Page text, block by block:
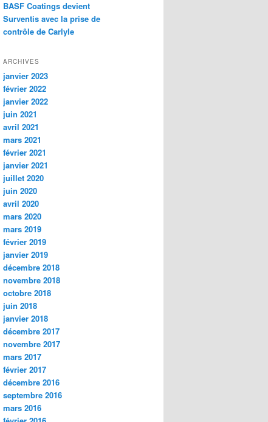
BASF Coatings devient
Surventis avec la prise de
contrôle de Carlyle
ARCHIVES
janvier 2023
février 2022
janvier 2022
juin 2021
avril 2021
mars 2021
février 2021
janvier 2021
juillet 2020
juin 2020
avril 2020
mars 2020
mars 2019
février 2019
janvier 2019
décembre 2018
novembre 2018
octobre 2018
juin 2018
janvier 2018
décembre 2017
novembre 2017
mars 2017
février 2017
décembre 2016
septembre 2016
mars 2016